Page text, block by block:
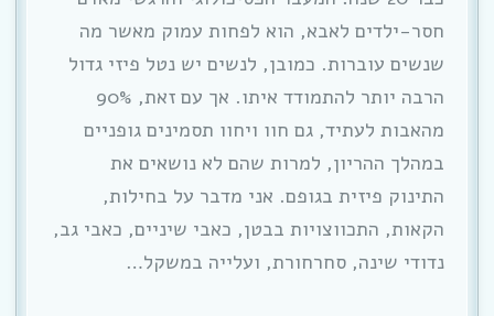
חסר-ילדים לאבא, הוא לפחות עמוק מאשר מה
שנשים עוברות. כמובן, לנשים יש נטל פיזי גדול
הרבה יותר להתמודד איתו. אך עם זאת, 90%
מהאבות לעתיד, גם חוו ויחוו תסמינים גופניים
במהלך ההריון, למרות שהם לא נושאים את
התינוק פיזית בגופם. אני מדבר על בחילות,
הקאות, התכווצויות בבטן, כאבי שיניים, כאבי גב,
נדודי שינה, סחרחורת, ועלייה במשקל…